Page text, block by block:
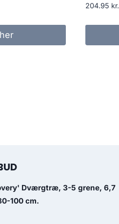
204.95 kr.
Dværgtræ, 3-5 grene, 6,7
100 cm.